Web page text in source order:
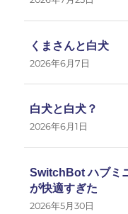
くまさんと白犬
2026年6月7日
白犬と白犬？
2026年6月1日
SwitchBot ハブミ
が快適すぎた
2026年5月30日